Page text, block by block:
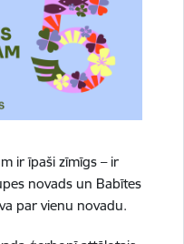
ir īpaši zīmīgs – ir
novads un Babītes
par vienu novadu.
izdevumi
"Babītes ziņas" un